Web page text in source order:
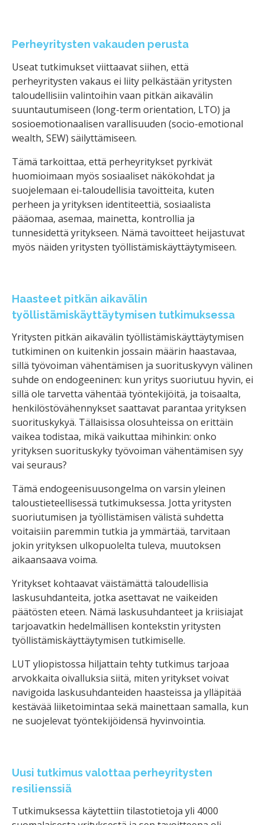
Perheyritysten vakauden perusta
Useat tutkimukset viittaavat siihen, että
perheyritysten vakaus ei liity pelkästään yritysten
taloudellisiin valintoihin vaan pitkän aikavälin
suuntautumiseen (long-term orientation, LTO) ja
sosioemotionaalisen varallisuuden (socio-emotional
wealth, SEW) säilyttämiseen.
Tämä tarkoittaa, että perheyritykset pyrkivät
huomioimaan myös sosiaaliset näkökohdat ja
suojelemaan ei-taloudellisia tavoitteita, kuten
perheen ja yrityksen identiteettiä, sosiaalista
pääomaa, asemaa, mainetta, kontrollia ja
tunnesidettä yritykseen. Nämä tavoitteet heijastuvat
myös näiden yritysten työllistämiskäyttäytymiseen.
Haasteet pitkän aikavälin
työllistämiskäyttäytymisen tutkimuksessa
Yritysten pitkän aikavälin työllistämiskäyttäytymisen
tutkiminen on kuitenkin jossain määrin haastavaa,
sillä työvoiman vähentämisen ja suorituskyvyn välinen
suhde on endogeeninen: kun yritys suoriutuu hyvin, ei
sillä ole tarvetta vähentää työntekijöitä, ja toisaalta,
henkilöstövähennykset saattavat parantaa yrityksen
suorituskykyä. Tällaisissa olosuhteissa on erittäin
vaikea todistaa, mikä vaikuttaa mihinkin: onko
yrityksen suorituskyky työvoiman vähentämisen syy
vai seuraus?
Tämä endogeenisuusongelma on varsin yleinen
taloustieteellisessä tutkimuksessa. Jotta yritysten
suoriutumisen ja työllistämisen välistä suhdetta
voitaisiin paremmin tutkia ja ymmärtää, tarvitaan
jokin yrityksen ulkopuolelta tuleva, muutoksen
aikaansaava voima.
Yritykset kohtaavat väistämättä taloudellisia
laskusuhdanteita, jotka asettavat ne vaikeiden
päätösten eteen. Nämä laskusuhdanteet ja kriisiajat
tarjoavatkin hedelmällisen kontekstin yritysten
työllistämiskäyttäytymisen tutkimiselle.
LUT yliopistossa hiljattain tehty tutkimus tarjoaa
arvokkaita oivalluksia siitä, miten yritykset voivat
navigoida laskusuhdanteiden haasteissa ja ylläpitää
kestävää liiketoimintaa sekä mainettaan samalla, kun
ne suojelevat työntekijöidensä hyvinvointia.
Uusi tutkimus valottaa perheyritysten
resilienssiä
Tutkimuksessa käytettiin tilastotietoja yli 4000